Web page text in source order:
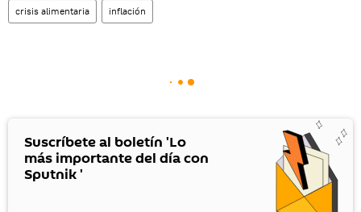
crisis alimentaria inflación
Suscríbete al boletín 'Lo
más importante del día con
Sputnik '